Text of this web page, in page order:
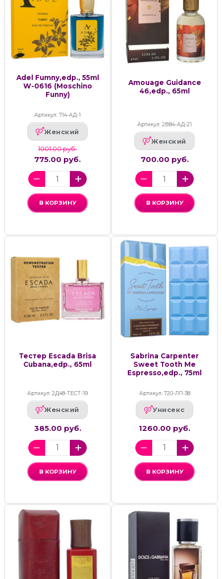
Adel Fumny,edp., 55ml
W-0616 (Moschino
Funny)
Артикул: 714-АД-1
Женский
1001.00 руб.
775.00 руб.
В КОРЗИНУ
Amouage Guidance
46,edp., 65ml
Артикул: 2В84-АД-21
Женский
700.00 руб.
В КОРЗИНУ
Тестер Escada Brisa
Cubana,edp., 65ml
Артикул: 2Д48-ТЕСТ-19
Женский
385.00 руб.
В КОРЗИНУ
Sabrina Carpenter
Sweet Tooth Me
Espresso,edp., 75ml
Артикул: 720-ЛП-38
Унисекс
1260.00 руб.
В КОРЗИНУ